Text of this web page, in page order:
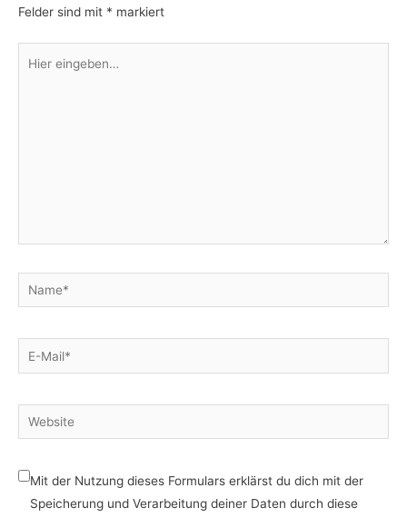
Felder sind mit * markiert
eingeben…
Name*
E-
Mail*
Website
Mit der Nutzung dieses Formulars erklärst du dich mit der
Speicherung und Verarbeitung deiner Daten durch diese